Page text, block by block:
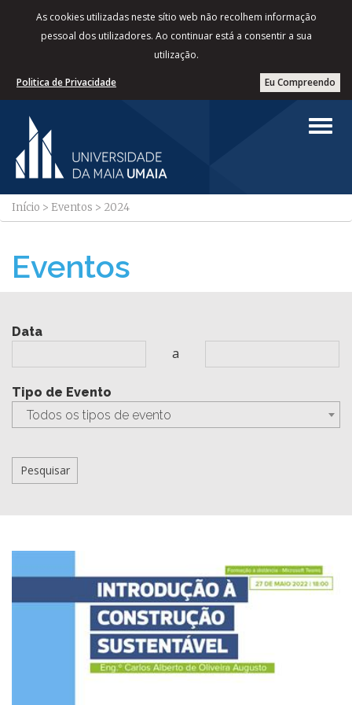
As cookies utilizadas neste sítio web não recolhem informação
pessoal dos utilizadores. Ao continuar está a consentir a sua
utilização.
Eu Compreendo
Politica de Privacidade
Início > Eventos > 2024
Eventos
Data
a
Tipo de Evento
Todos os tipos de evento